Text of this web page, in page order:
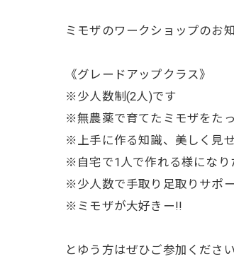
ミモザのワークショップのお
《グレードアップクラス》
※少人数制(2人)です
※無農薬で育てたミモザをた
※上手に作る知識、美しく見
※自宅で1人で作れる様になり
※少人数で手取り足取りサポ
※ミモザが大好きー!!
とゆう方はぜひご参加くださ